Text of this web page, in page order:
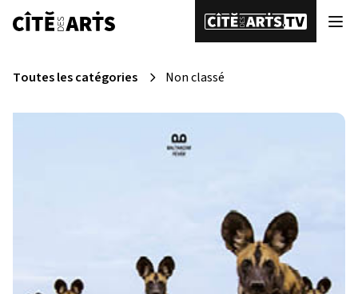
Toutes les catégories Non classé